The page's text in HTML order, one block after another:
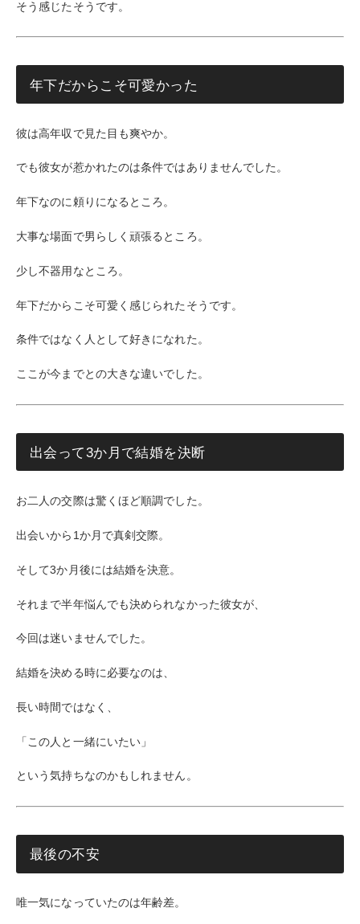
そう感じたそうです。
年下だからこそ可愛かった
彼は高年収で見た目も爽やか。
でも彼女が惹かれたのは条件ではありませんでした。
年下なのに頼りになるところ。
大事な場面で男らしく頑張るところ。
少し不器用なところ。
年下だからこそ可愛く感じられたそうです。
条件ではなく人として好きになれた。
ここが今までとの大きな違いでした。
出会って3か月で結婚を決断
お二人の交際は驚くほど順調でした。
出会いから1か月で真剣交際。
そして3か月後には結婚を決意。
それまで半年悩んでも決められなかった彼女が、
今回は迷いませんでした。
結婚を決める時に必要なのは、
長い時間ではなく、
「この人と一緒にいたい」
という気持ちなのかもしれません。
最後の不安
唯一気になっていたのは年齢差。